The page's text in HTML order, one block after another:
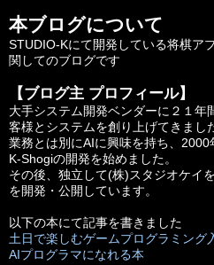
本ブログについて
STUDIO-Kにて開発している将棋ア
関してのブログです
【ブログ主 プロフィール】
大手システム開発ベンダーに２１年
客様とシステムを創り上げてきまし
業務とは別にAIに興味を持ち、
K-Shogiの開発を始めました。
その後、独立して(株)スタジオケイ
を開発・公開しています。
以下の本にて記事を書きました
土日で楽しむゲームプログラミング
AIプログラマになれる本